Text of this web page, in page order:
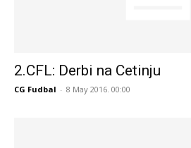
2.CFL: Derbi na Cetinju
CG Fudbal - 8 May 2016. 00:00